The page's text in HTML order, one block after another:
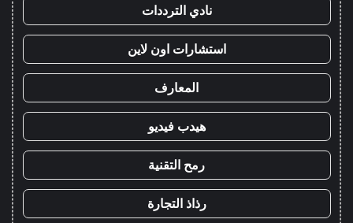
نادي الترددات
استشارات اون لاين
المعارف
هيدب فيديو
رمح التقنية
رذاذ التجارة